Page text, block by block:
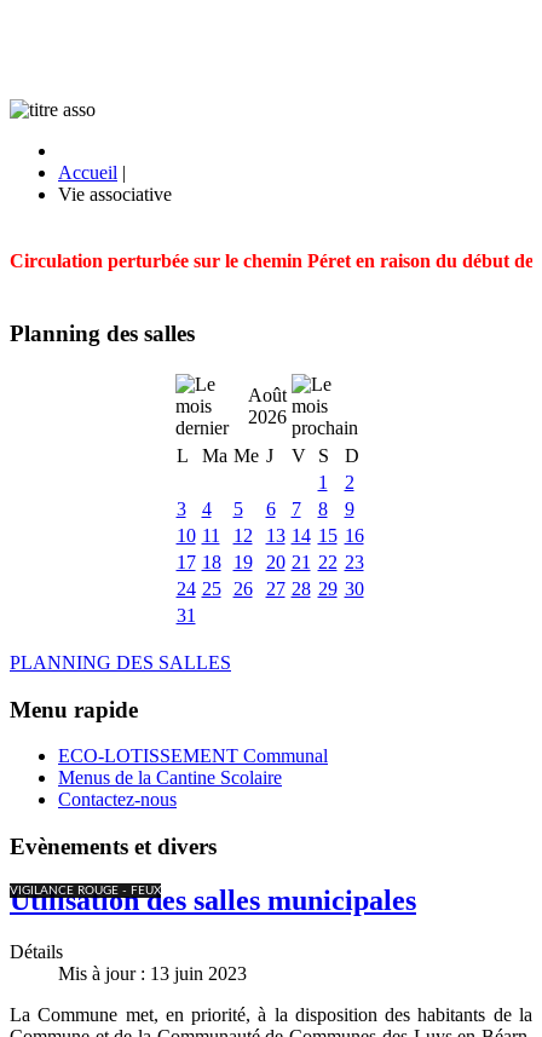
Accueil |
Vie associative
Circulation perturbée sur le chemin Péret en raison du début
Planning des salles
Août
2026
L
Ma Me J V S
D
1
2
3
4 5 6 7 8
9
10 11 12 13 14 15 16
17 18 19 20 21 22 23
24 25 26 27 28 29 30
31
PLANNING DES SALLES
Menu rapide
ECO-LOTISSEMENT Communal
Menus de la Cantine Scolaire
Contactez-nous
Evènements et divers
VIGILANCE ROUGE - FEUX
Utilisation des salles municipales
Détails
Mis à jour : 13 juin 2023
La Commune met, en priorité, à la disposition des habitants de la